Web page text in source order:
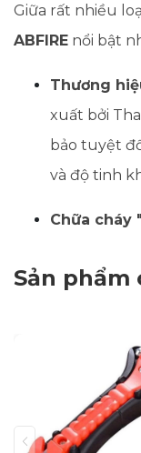
Giữa rất nhiều
ABFIRE nổi bật
Thương
xuất bởi
bảo tuyệt
và độ tinh
Chữa cháy
phun, khí tự
Hiệu suất
kiện khắc
suất làm
Sản phẩm